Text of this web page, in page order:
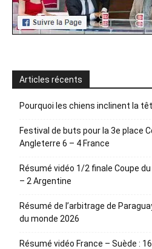
Articles récents
Pourquoi les chiens inclinent la
Festival de buts pour la 3e place
Angleterre 6 – 4 France
Résumé vidéo 1/2 finale Coupe
– 2 Argentine
Résumé de l’arbitrage de
du monde 2026
Résumé vidéo France – Suède :